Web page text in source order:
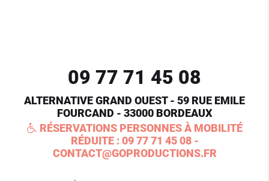
09 77 71 45 08
ALTERNATIVE GRAND OUEST - 59 RUE EMILE
FOURCAND - 33000 BORDEAUX
RÉSERVATIONS PERSONNES À MOBILITÉ
RÉDUITE : 09 77 71 45 08-
CONTACT@GOPRODUCTIONS.FR